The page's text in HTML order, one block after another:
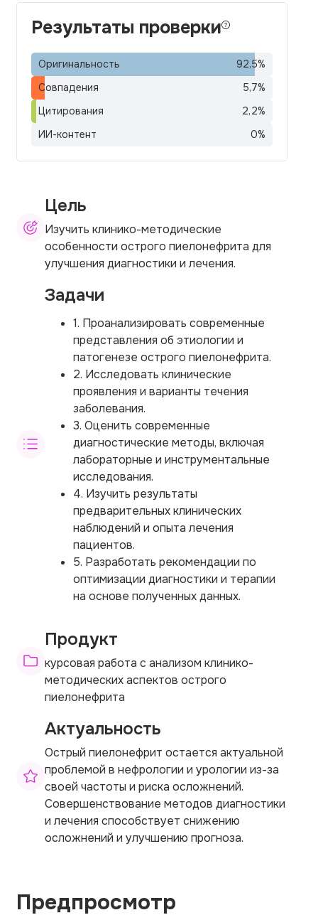
Результаты проверки
Оригинальность 92,5%
Совпадения
5,7%
Цитирования
2,2%
ИИ-контент
0%
Цель
Изучить клинико-методические
особенности острого пиелонефрита для
улучшения диагностики и лечения.
Задачи
1. Проанализировать современные
представления об этиологии и
патогенезе острого пиелонефрита.
2. Исследовать клинические
проявления и варианты течения
заболевания.
3. Оценить современные
диагностические методы, включая
лабораторные и инструментальные
исследования.
4. Изучить результаты
предварительных клинических
наблюдений и опыта лечения
пациентов.
5. Разработать рекомендации по
оптимизации диагностики и терапии
на основе полученных данных.
Продукт
курсовая работа с анализом клинико-
методических аспектов острого
пиелонефрита
Актуальность
Острый пиелонефрит остается актуальной
проблемой в нефрологии и урологии из-за
своей частоты и риска осложнений.
Совершенствование методов диагностики
и лечения способствует снижению
осложнений и улучшению прогноза.
Предпросмотр